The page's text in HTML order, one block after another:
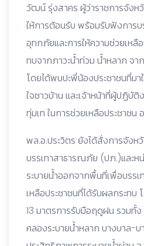
วัฒน์ รุ่งสาคร ผู้ว่าราชการจังห
ให้การต้อนรับ พร้อมรับฟังการ
อุทกภัยและการให้ความช่วยเหลื
ทบจากภาวะน้ำท่วม น้ำหลาก จา
โดยได้พบปะพี่น้องประชาชนที่มา
ใจชาวบ้าน และเจ้าหน้าที่ผู้ปฏิบัติ
ทุ่มเท ในการช่วยเหลือประชาชน
พล.อ.ประวิตร ยังได้สั่งการจังห
บรรเทาสาธารณภัย (ปภ.)และห
ระบายน้ำออกจากพื้นที่เพื่อบรรเ
เหลือประชาชนที่ได้รับผลกระทบ
13 มาตรการรับมือฤดูฝน รวมทั้ง
คลองระบายน้ำหลาก บางบาล-บ